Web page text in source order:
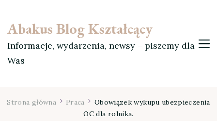
Abakus Blog Kształcący
Informacje, wydarzenia, newsy – piszemy dla
Was
Strona główna Praca
Obowiązek wykupu ubezpieczenia
OC dla rolnika.